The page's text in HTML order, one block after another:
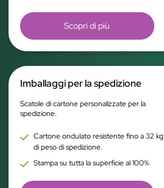
Scopri di più
Imballaggi per la spedizione
Scatole di cartone personalizzate per la
spedizione.
Cartone ondulato resistente fino a 32 kg
di peso di spedizione.
Stampa su tutta la superficie al 100%